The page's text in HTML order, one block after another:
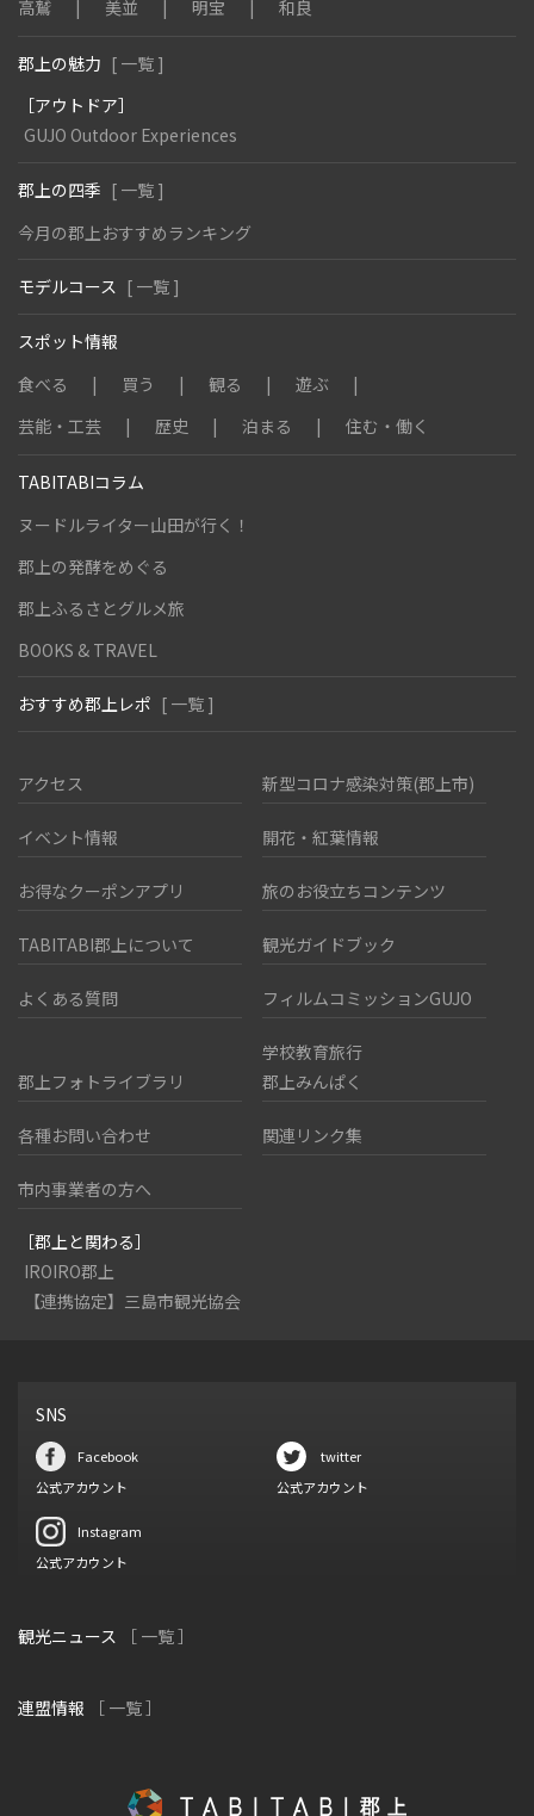
高鷲
美並 明宝 和良
郡上の魅力 [ 一覧 ]
［アウトドア］
GUJO Outdoor Experiences
郡上の四季 [ 一覧 ]
今月の郡上おすすめランキング
モデルコース [ 一覧 ]
スポット情報
食べる
買う 観る
遊ぶ
芸能・工芸
歴史 泊まる 住む・働く
TABITABIコラム
ヌードルライター山田が行く！
郡上の発酵をめぐる
郡上ふるさとグルメ旅
BOOKS & TRAVEL
おすすめ郡上レポ [ 一覧 ]
アクセス 新型コロナ感染対策(郡上市)
イベント情報 開花・紅葉情報
お得なクーポンアプリ 旅のお役立ちコンテンツ
TABITABI郡上について 観光ガイドブック
よくある質問 フィルムコミッションGUJO
郡上フォトライブラリ
学校教育旅行
郡上みんぱく
各種お問い合わせ 関連リンク集
市内事業者の方へ
［郡上と関わる］
IROIRO郡上
【連携協定】三島市観光協会
SNS
Facebook
公式アカウント
twitter
公式アカウント
Instagram
公式アカウント
観光ニュース ［ 一覧 ］
連盟情報 ［ 一覧 ］